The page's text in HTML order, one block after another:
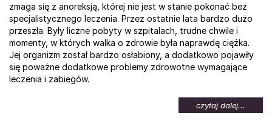
zmaga się z anoreksją, której nie jest w stanie pokonać bez
specjalistycznego leczenia. Przez ostatnie lata bardzo dużo
przeszła. Były liczne pobyty w szpitalach, trudne chwile i
momenty, w których walka o zdrowie była naprawdę ciężka.
Jej organizm został bardzo osłabiony, a dodatkowo pojawiły
się poważne dodatkowe problemy zdrowotne wymagające
leczenia i zabiegów.
czytaj dalej...
temat: